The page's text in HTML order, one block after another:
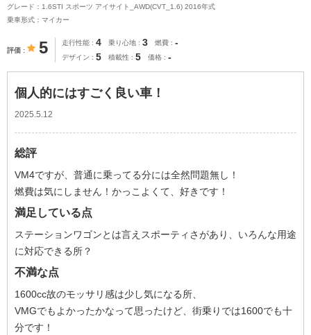
グレード：1.6STI スポーツ アイサイト_AWD(CVT_1.6) 2016年式
乗車形式：マイカー
評価 5 走行性能 4 乗り心地 3 燃費 -
デザイン 5 積載性 5 価格 -
個人的にはすごく良い車！
2025.5.12
総評
VM4ですが、普通に乗ってる分には全然問題無し！
燃費は気にしません！かっこよくて、好きです！
満足している点
ステーションワゴンとは言えスポーティさがあり、いろんな用途
に対応できる所？
不満な点
1600cc故のモッサリ感は少し気になる所、
VMGでもよかったかなって思ったけど、街乗りでは1600でも十
分です！